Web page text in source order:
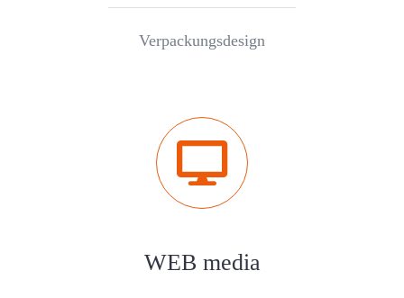
Verpackungsdesign
WEB media